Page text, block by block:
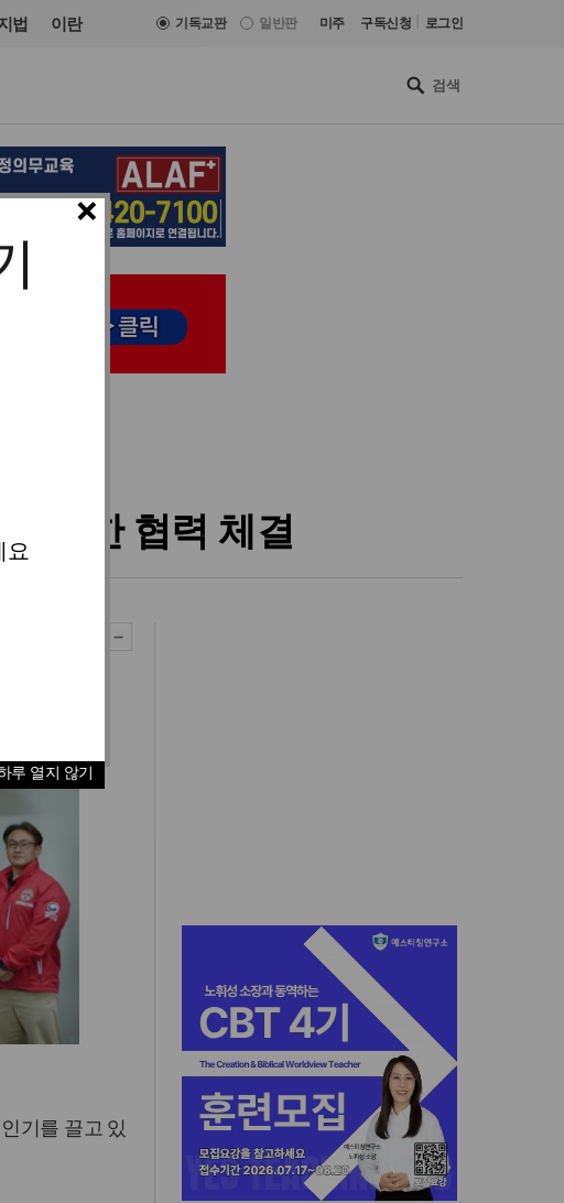
법 이란 기독교판 일반판 미주 구독신청 로그인
×
요
루 열지 않기
위한 협력 체결
기를 끌고 있
올리벳대학교, 120만 평 리버사
이드 대학 캠퍼스 영구 사용 승
세계로교회 손현보 목사, 백악